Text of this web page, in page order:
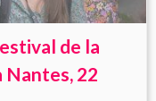
de la
Nantes, 22